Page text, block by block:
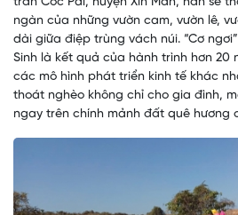
ngàn của những vườn cam, vườn lê,
dài giữa điệp trùng vách núi. “Cơ
Sinh là kết quả của hành trình hơn 20
các mô hình phát triển kinh tế khác
thoát nghèo không chỉ cho gia đình,
ngay trên chính mảnh đất quê hương